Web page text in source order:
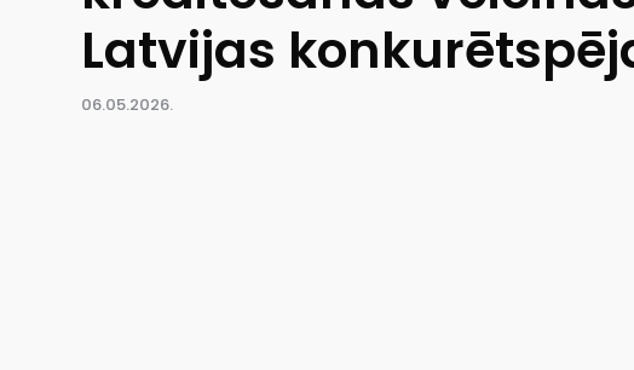
Latvijas
06.05.2026.